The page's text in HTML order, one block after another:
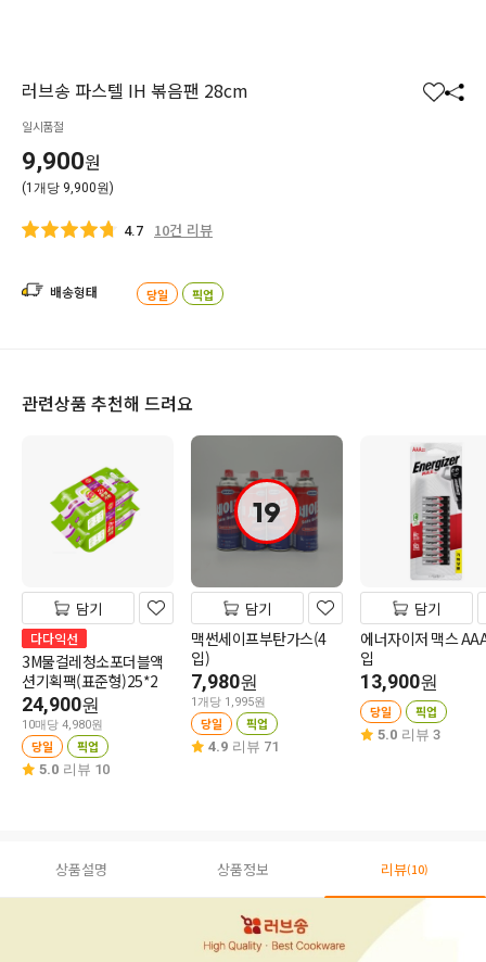
러브송 파스텔 IH 볶음팬 28cm
찜 공
일시품절
9,900원
(1개당 9,900원)
4.7 10건 리뷰
배송형태 당일 픽업
관련상품 추천해 드려요
담기
다다익선
3M물걸레청소포더블액
션기획팩(표준형)25*2
24,900원
10매당 4,980원
당일 픽업
5.0 리뷰 10
19
담기
맥썬세이프부탄가스(4
입)
7,980원
1개당 1,995원
당일 픽업
4.9 리뷰 71
담기
에너자이저 맥스
입
13,900원
당일 픽업
5.0 리뷰 3
상품설명 상품정보 리뷰(10)